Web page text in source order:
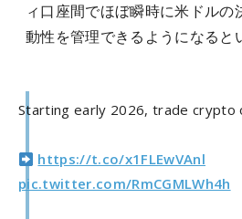
ィ口座間でほぼ瞬時に米ドル
動性を管理できるようになると
Starting early 2026, trade crypto
https://t.co/x1FLEwVAnl
pic.twitter.com/RmCGMLWh4h